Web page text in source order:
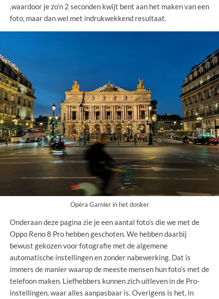
,waardoor je zo’n 2 seconden kwijt bent aan het maken van een
foto, maar dan wel met indrukwekkend resultaat.
Opéra Garnier in het donker
Onderaan deze pagina zie je een aantal foto’s die we met de
Oppo Reno 8 Pro hebben geschoten. We hebben daarbij
bewust gekozen voor fotografie met de algemene
automatische instellingen en zonder nabewerking. Dat is
immers de manier waarop de meeste mensen hun foto’s met de
telefoon maken. Liefhebbers kunnen zich uitleven in de Pro-
instellingen, waar alles aanpasbaar is. Overigens is het, in